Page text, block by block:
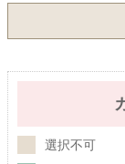
選択不可